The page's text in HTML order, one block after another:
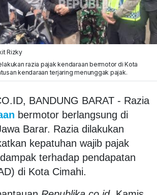
Rizky
razia pajak kendaraan bermotor di Kota
kendaraan terjaring menunggak pajak.
BANDUNG BARAT - Razia
bermotor berlangsung di
Barar. Razia dilakukan
kepatuhan wajib pajak
terhadap pendapatan
di Kota Cimahi.